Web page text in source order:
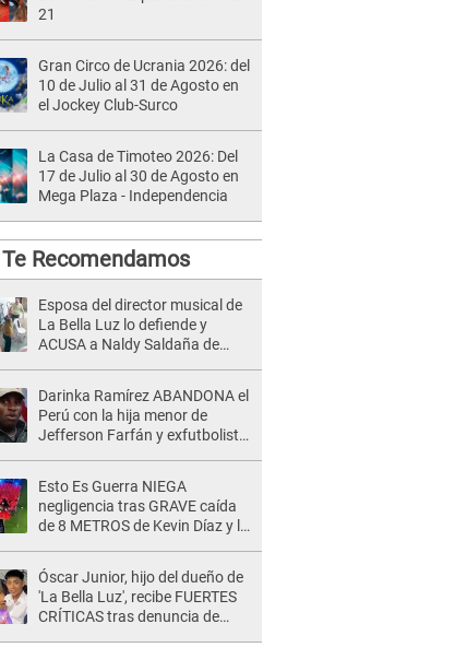
21
Gran Circo de Ucrania 2026: del
10 de Julio al 31 de Agosto en
el Jockey Club-Surco
La Casa de Timoteo 2026: Del
17 de Julio al 30 de Agosto en
Mega Plaza - Independencia
Te Recomendamos
Esposa del director musical de
La Bella Luz lo defiende y
ACUSA a Naldy Saldaña de
Darinka Ramírez ABANDONA el
Perú con la hija menor de
Jefferson Farfán y exfutbolista
Esto Es Guerra NIEGA
negligencia tras GRAVE caída
de 8 METROS de Kevin Díaz y lo
postura correcta"
Óscar Junior, hijo del dueño de
'La Bella Luz', recibe FUERTES
CRÍTICAS tras denuncia de